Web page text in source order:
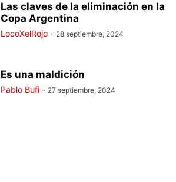
Las claves de la eliminación en la
Copa Argentina
LocoXelRojo - 28 septiembre, 2024
Es una maldición
Pablo Bufi - 27 septiembre, 2024